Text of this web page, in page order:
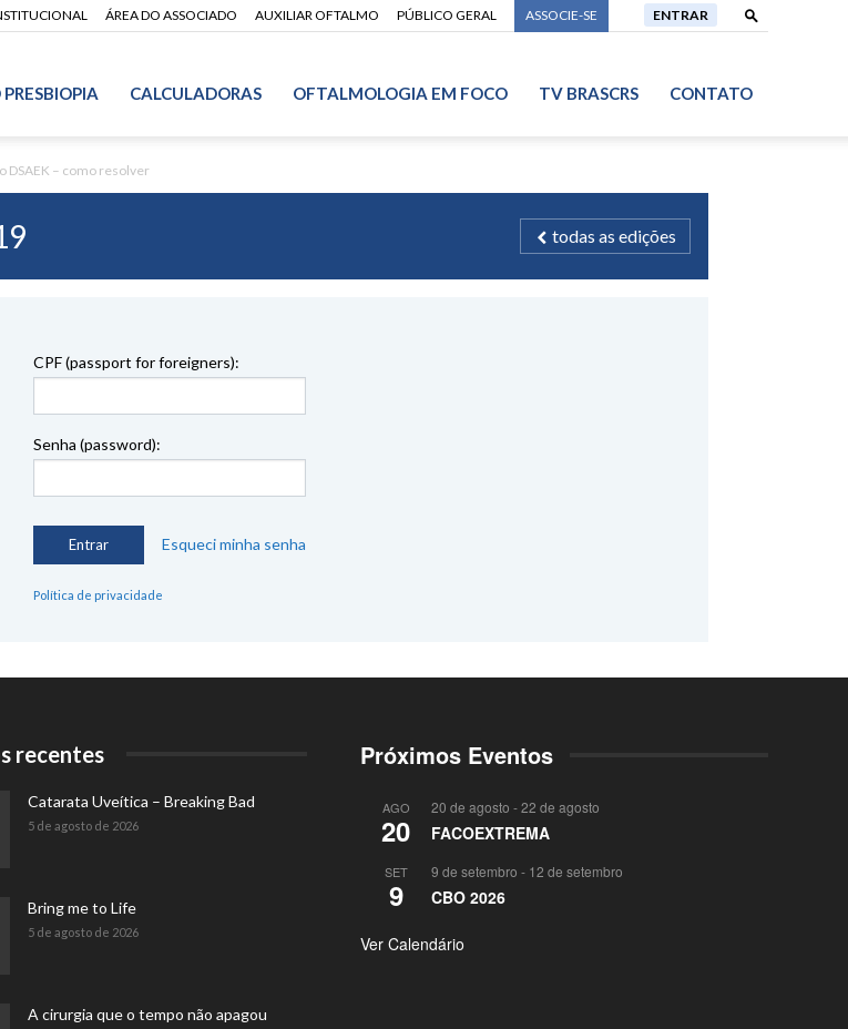
ÁREA DO ASSOCIADO AUXILIAR OFTALMO PÚBLICO GERAL ASSOCIE-SE ENTRAR
CALCULADORAS OFTALMOLOGIA EM FOCO TV BRASCRS CONTATO
DSAEK – como resolver
todas as edições
CPF (passport for foreigners):
Senha (password):
Esqueci minha senha
Política de privacidade
recentes
Catarata Uveítica – Breaking Bad
5 de agosto de 2026
Bring me to Life
5 de agosto de 2026
A cirurgia que o tempo não apagou
Próximos Eventos
AGO
20
20 de agosto -22 de agosto
FACOEXTREMA
SET
9
9 de setembro - 12 de setembro
CBO 2026
Ver Calendário